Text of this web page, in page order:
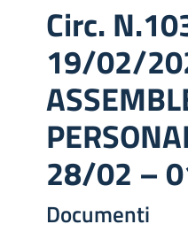
Circ.
19/02/
28/02 –
Documenti